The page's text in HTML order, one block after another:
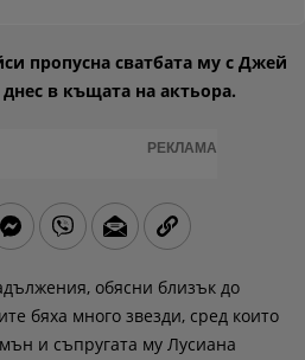
пропусна сватбата му с Джей
в къщата на актьора.
РЕКЛАМА
обясни близък до
бяха много звезди, сред които
и съпругата му Лусиана